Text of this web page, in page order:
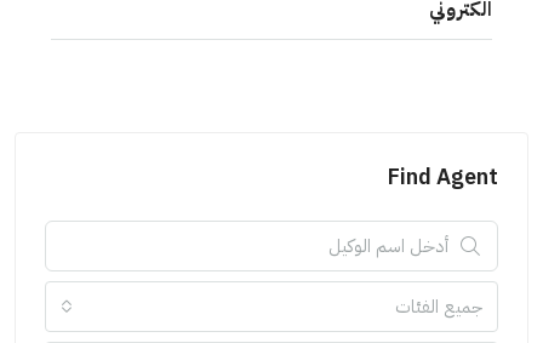
الكتروني
Find Agent
جميع الفئات